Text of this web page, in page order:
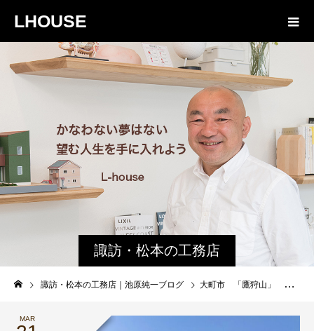
LHOUSE
諏訪・松本の工務店
の社長ブログ｜家族
物語８４３
諏訪・松本の工務店｜池原純一ブログ 大町市 「鷹狩山」 北アルプスがすぐ目の前の絶景ポイント
MAR